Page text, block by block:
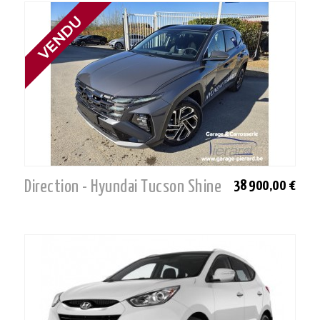
Direction - Hyundai Tucson Shine 38 900,00 €